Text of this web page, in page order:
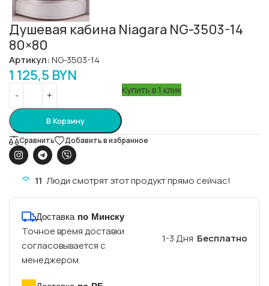
Душевая кабина Niagara NG-3503-14
80×80
Артикул:NG-3503-14
1 125,5 BYN
В Корзину
Купить в 1 клик
Сравнить Добавить в избранное
11 Люди смотрят этот продукт прямо сейчас!
Доставкапо Минску
Точное время доставки
согласовывается с
менеджером.
1-3 Дня Бесплатно